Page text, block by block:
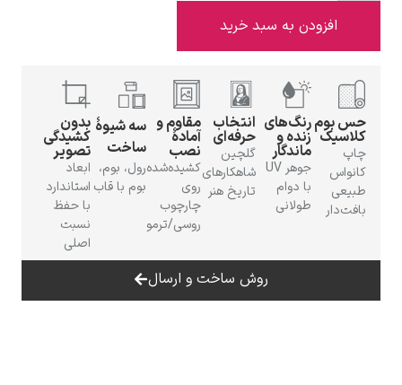
لودویگ دویچ
به سبد خرید
رنگ‌های
زنده و
ماندگار
جوهر UV
با دوام
طولانی
انتخاب
حرفه‌ای
گلچین
شاهکارهای
تاریخ هنر
مقاوم و
آمادهٔ
نصب
کشیده‌شده
سه شیوهٔ
ساخت
رول، بوم،
بوم با قاب
بدون
کشیدگی
تصویر
ابعاد
استاندارد
با حفظ
نسبت
روش ساخت و ارسال